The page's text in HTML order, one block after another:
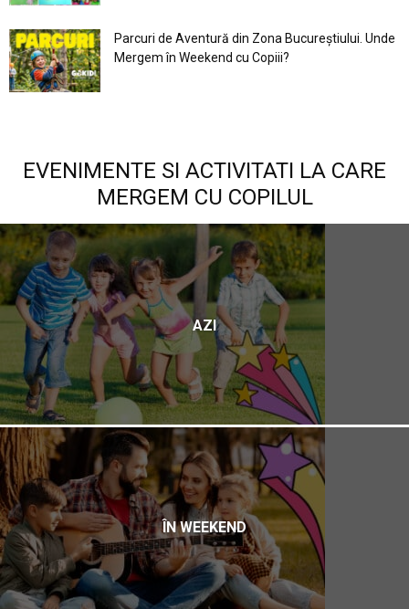
Parcuri de Aventură din Zona Bucureştiului. Unde
Mergem în Weekend cu Copiii?
EVENIMENTE SI ACTIVITATI LA CARE
MERGEM CU COPILUL
AZI
ÎN WEEKEND